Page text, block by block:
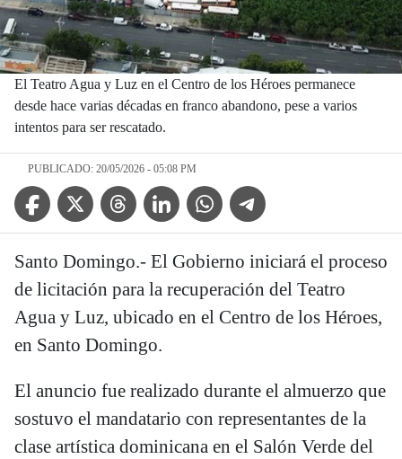
El Teatro Agua y Luz en el Centro de los Héroes permanece
desde hace varias décadas en franco abandono, pese a varios
intentos para ser rescatado.
PUBLICADO: 20/05/2026 - 05:08 PM
Facebook IconTwitter IconThreads IconLinkedin IconWhatsApp IconTelegram Icon
Santo Domingo.- El Gobierno iniciará el proceso
de licitación para la recuperación del Teatro
Agua y Luz, ubicado en el Centro de los Héroes,
en Santo Domingo.
El anuncio fue realizado durante el almuerzo que
sostuvo el mandatario con representantes de la
clase artística dominicana en el Salón Verde del